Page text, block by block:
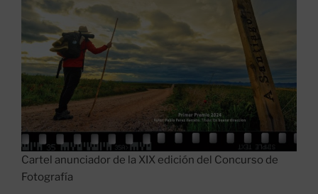
Cartel anunciador de la XIX edición del Concurso de
Fotografía